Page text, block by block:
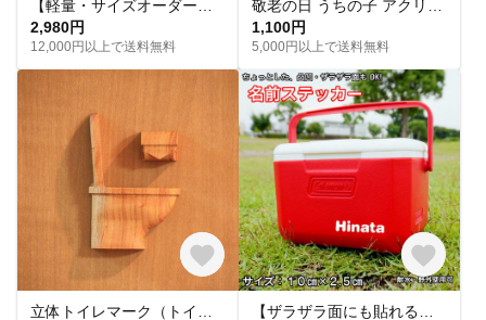
2,980円
12,000円以上で送料無料
1,100円
5,000円以上で送料無料